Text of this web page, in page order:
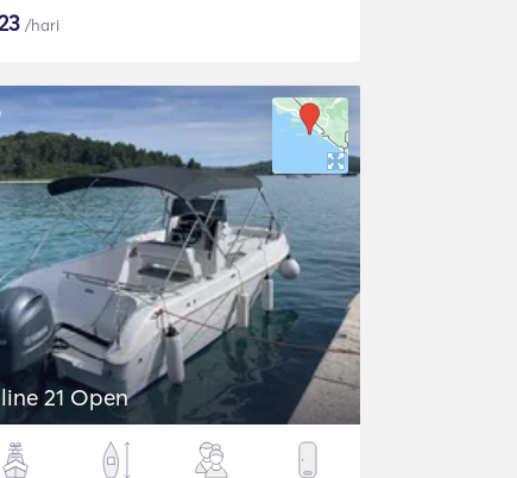
/hari
21 Open